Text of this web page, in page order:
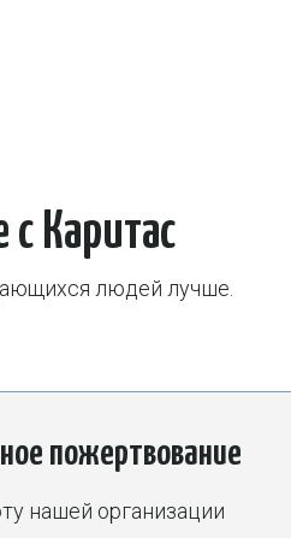
лучше.
пожертвование
нашей организации